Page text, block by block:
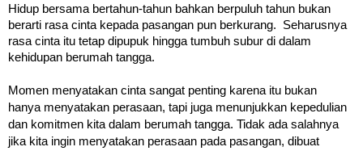
Hidup bersama bertahun-tahun bahkan berpuluh tahun bukan
berarti rasa cinta kepada pasangan pun berkurang. Seharusnya
rasa cinta itu tetap dipupuk hingga tumbuh subur di dalam
kehidupan berumah tangga.
Momen menyatakan cinta sangat penting karena itu bukan
hanya menyatakan perasaan, tapi juga menunjukkan kepedulian
dan komitmen kita dalam berumah tangga. Tidak ada salahnya
jika kita ingin menyatakan perasaan pada pasangan, dibuat